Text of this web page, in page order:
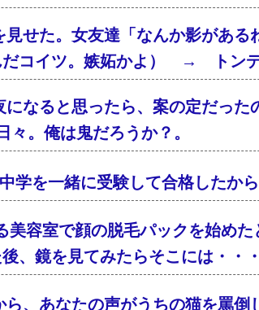
せた。女友達「なんか影があ
だコイツ。嫉妬かよ） → トンデ
になると思ったら、案の定だ
。俺は鬼だろうか？。
学を一緒に受験して合格したか
美容室で顔の脱毛パックを始め
、鏡を見てみたらそこには・・・
ら、あなたの声がうちの猫を罵